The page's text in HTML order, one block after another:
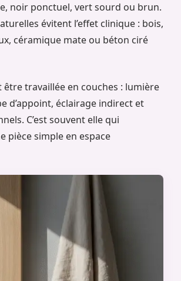
noir ponctuel, vert sourd ou brun.
évitent l’effet clinique : bois,
céramique mate ou béton ciré
être travaillée en couches : lumière
d’appoint, éclairage indirect et
C’est souvent elle qui
pièce simple en espace